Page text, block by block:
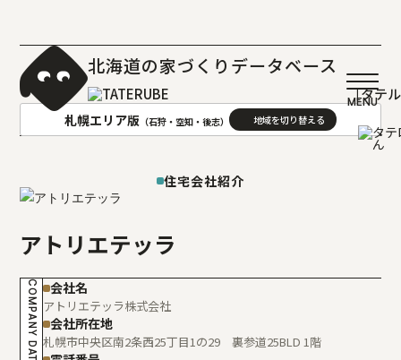
北海道の家づくりデータベース
［タテ
札幌エリア版 （石狩・空知・後志）
函館(渡島･檜山)版
室蘭(胆振･日高)版
釧路(釧路･根室)版
北見(オホーツク)版
住宅会社紹介
アトリエテッラ
COMPANY DATA 会社名
アトリエテッラ株式会社
会社所在地
札幌市中央区南2条西25丁目1の29 裏参道25BLD 1階